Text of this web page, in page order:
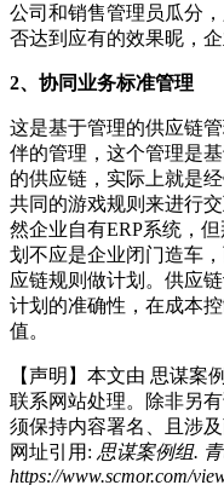
公司和销售管理员瓜分
否达到应有的效果昵，企
2、协同业务标准管理
这是基于管理的供应链
伴的管理，这个管理是
的供应链，实际上就是
共同的游戏规则来进行
然企业自有ERP系统，
划不应是企业闭门造车
应链规则做计划。供应
计划的准确性，在成本
值。
【声明】本文由 思谋案
联系网站处理。除非另
须保持内容署名、且涉
网址引用: 思谋案例组.
https://www.scmor.com/